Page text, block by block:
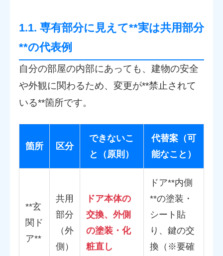
1.1. 専有部分に見えて**実は共用部分
**の代表例
自分の部屋の内部にあっても、建物の安全
や外観に関わるため、変更が**禁止されて
いる**箇所です。
箇所 区分
できないこ
と（原則）
代替案（可
能なこと）
**玄
関ド
ア**
共用
部分
（外
側）
ドア本体の
交換、外側
の塗装・化
粧直し
ドア**内側
**の塗装・
シート貼
り、鍵の交
換（※要確